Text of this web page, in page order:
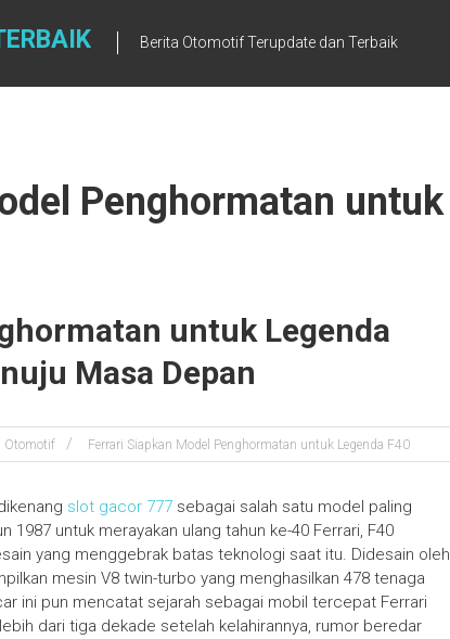
Berita Otomotif Terupdate dan Terbaik
Penghormatan untuk
untuk Legenda
Masa Depan
Otomotif Ferrari Siapkan Model Penghormatan untuk Legenda F40
slot gacor 777 sebagai salah satu model paling
1987 untuk merayakan ulang tahun ke-40 Ferrari, F40
yang menggebrak batas teknologi saat itu. Didesain oleh
mesin V8 twin-turbo yang menghasilkan 478 tenaga
ini pun mencatat sejarah sebagai mobil tercepat Ferrari
dari tiga dekade setelah kelahirannya, rumor beredar